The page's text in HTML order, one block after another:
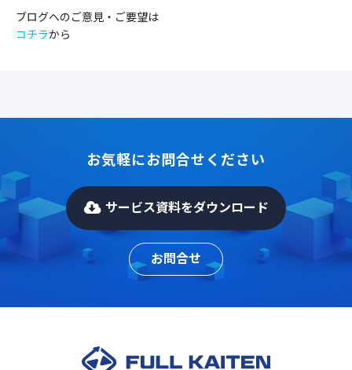
ブログへのご意見・ご要望は
コチラから
お気軽にお問合せください
サービス資料をダウンロード
お問合せ